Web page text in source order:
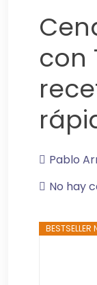
con
Pablo
No hay
BESTSELLER